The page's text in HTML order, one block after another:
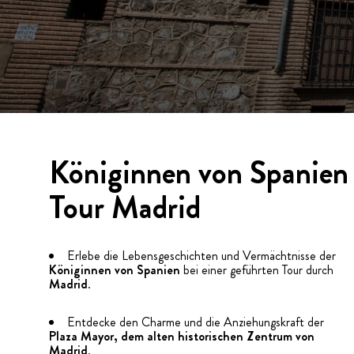
Königinnen von
Tour Madrid
Erlebe die Lebensgeschichten und Vermächtnisse der
Königinnen von Spanien bei einer geführten Tour durch
Madrid.
Entdecke den Charme und die Anziehungskraft der
Plaza Mayor, dem alten historischen Zentrum von